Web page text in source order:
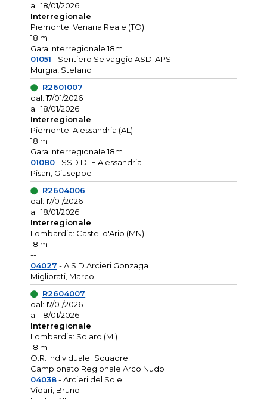
al: 18/01/2026
Interregionale
Piemonte: Venaria Reale (TO)
18 m
Gara Interregionale 18m
01051 - Sentiero Selvaggio ASD-APS
Murgia, Stefano
R2601007
dal: 17/01/2026
al: 18/01/2026
Interregionale
Piemonte: Alessandria (AL)
18 m
Gara Interregionale 18m
01080- SSD DLF Alessandria
Pisan, Giuseppe
R2604006
dal: 17/01/2026
al: 18/01/2026
Interregionale
Lombardia: Castel d'Ario (MN)
18 m
--
04027 - A.S.D.Arcieri Gonzaga
Migliorati, Marco
R2604007
dal: 17/01/2026
al: 18/01/2026
Interregionale
Lombardia: Solaro (MI)
18 m
O.R. Individuale+Squadre
Campionato Regionale Arco Nudo
04038- Arcieri del Sole
Vidari, Bruno